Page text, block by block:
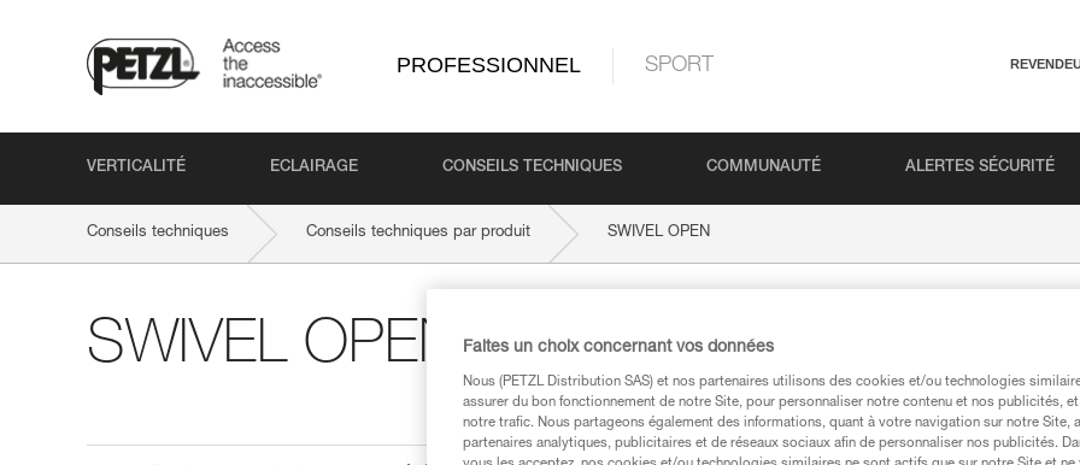
PROFESSIONNEL SPORT
VERTICALITÉ ECLAIRAGE CONSEILS TECHNIQUES COMMUNAUTÉ ALERTES SÉCURITÉ
Conseils techniques Conseils techniques par produit SWIVEL OPEN
SWIVEL OPEN Faites un choix concernant vos données
Nous (PETZL Distribution SAS) et nos partenaires utilisons des cookies et/ou technologies
assurer du bon fonctionnement de notre Site, pour personnaliser notre contenu et nos publicités,
notre trafic. Nous partageons également des informations, quant à votre navigation sur notre Site,
partenaires analytiques, publicitaires et de réseaux sociaux afin de personnaliser nos publicités.